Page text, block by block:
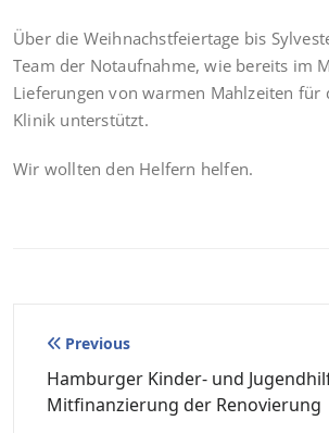
Über die Weihnachstfeiertage bis
Team der Notaufnahme, wie bereits im
Lieferungen von warmen Mahlzeiten für
Klinik unterstützt.
Wir wollten den Helfern helfen.
Beitragsnavigation
Previous
Hamburger Kinder- und
Mitfinanzierung der Renovierung